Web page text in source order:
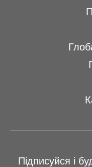
Підписуйся і